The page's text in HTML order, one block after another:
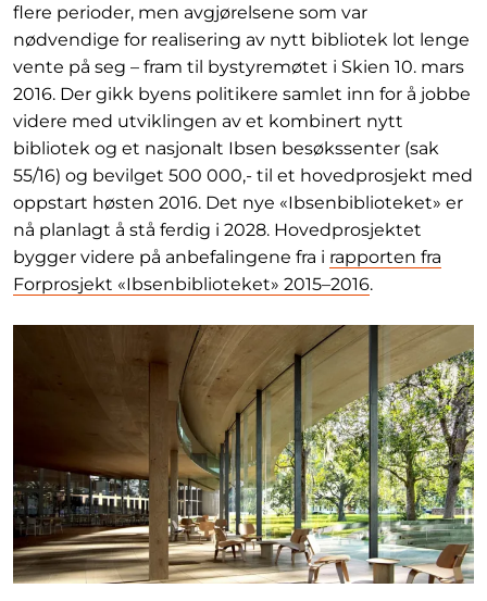
flere perioder, men avgjørelsene som var
nødvendige for realisering av nytt bibliotek lot lenge
vente på seg – fram til bystyremøtet i Skien 10. mars
2016. Der gikk byens politikere samlet inn for å jobbe
videre med utviklingen av et kombinert nytt
bibliotek og et nasjonalt Ibsen besøkssenter (sak
55/16) og bevilget 500 000,- til et hovedprosjekt med
oppstart høsten 2016. Det nye «Ibsenbiblioteket» er
nå planlagt å stå ferdig i 2028. Hovedprosjektet
bygger videre på anbefalingene fra i rapporten fra
Forprosjekt «Ibsenbiblioteket» 2015–2016.